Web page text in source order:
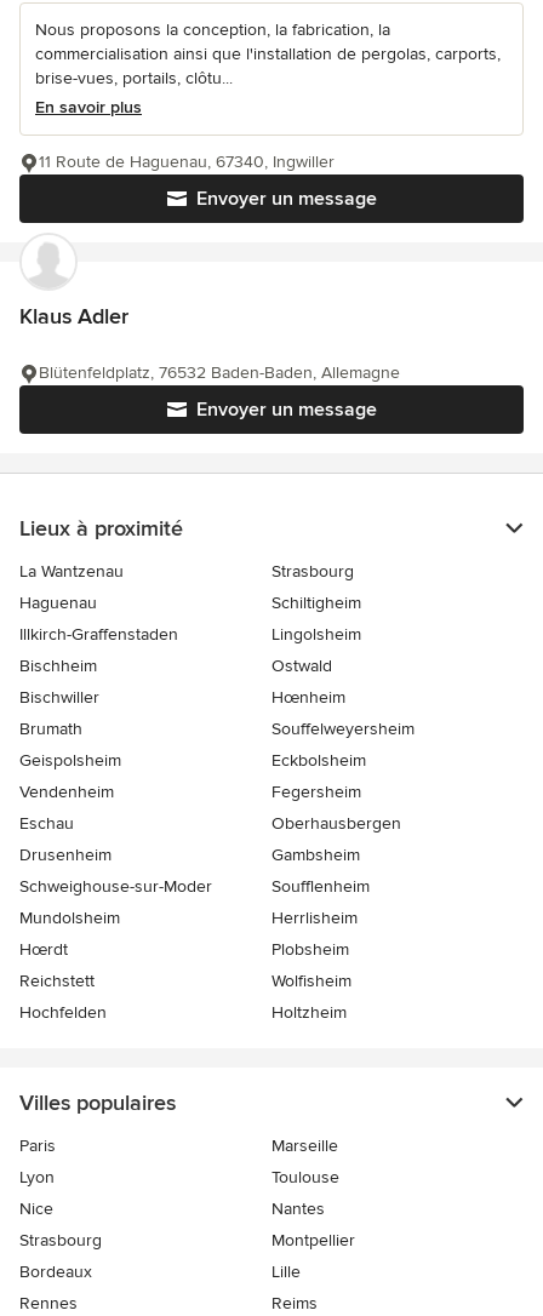
Nous proposons la conception, la fabrication, la
commercialisation ainsi que l'installation de pergolas, carports,
brise-vues, portails, clôtu...
En savoir plus
Envoyer un message
11 Route de Haguenau, 67340, Ingwiller
Klaus Adler
Envoyer un message
Blütenfeldplatz, 76532 Baden-Baden, Allemagne
Lieux à proximité
La Wantzenau
Strasbourg
Haguenau
Schiltigheim
Illkirch-Graffenstaden
Lingolsheim
Bischheim
Ostwald
Bischwiller
Hœnheim
Brumath
Souffelweyersheim
Geispolsheim
Eckbolsheim
Vendenheim
Fegersheim
Eschau
Oberhausbergen
Drusenheim
Gambsheim
Schweighouse-sur-Moder
Soufflenheim
Mundolsheim
Herrlisheim
Hœrdt
Plobsheim
Reichstett
Wolfisheim
Hochfelden
Holtzheim
Villes populaires
Paris
Marseille
Lyon
Toulouse
Nice
Nantes
Strasbourg
Montpellier
Bordeaux
Lille
Rennes
Reims